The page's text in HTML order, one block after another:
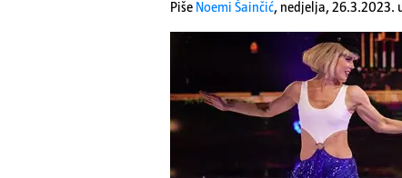
Piše Noemi Šainčić, nedjelja, 26.3.2023.